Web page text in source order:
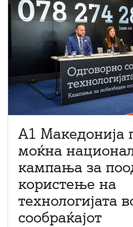
A1 Македонија
моќна
кампања за
користење на
технологијата
сообраќајот